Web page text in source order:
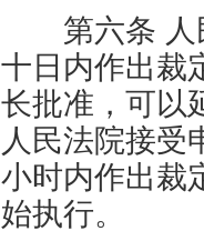
第六条 人
十日内作出裁
长批准，可以
人民法院接受
小时内作出裁
始执行。